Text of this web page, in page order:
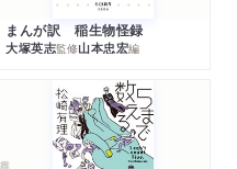
まんが訳 稲生物怪録
大塚英志監修山本忠宏編